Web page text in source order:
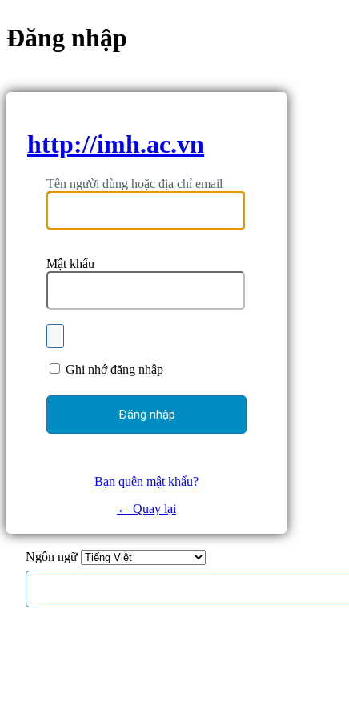
Đăng nhập
http://imh.ac.vn
Tên người dùng hoặc địa chỉ email
Mật khẩu
Ghi nhớ đăng nhập
Bạn quên mật khẩu?
← Quay lại
Ngôn ngữ